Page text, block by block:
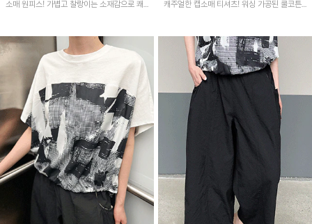
소매 원피스! 가볍고 찰랑이는 소재감으로 쾌
캐주얼한 캡소매 티셔츠! 워싱 가공된 쿨코튼